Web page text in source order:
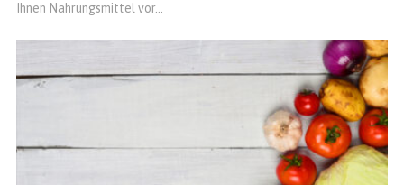
Ihnen Nahrungsmittel vor...